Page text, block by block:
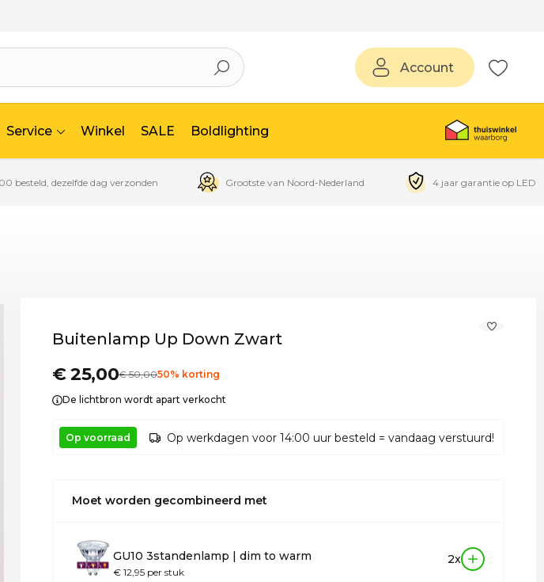
Linkedin
Account
Service Winkel SALE Boldlighting
besteld, dezelfde dag verzonden Grootste van Noord-Nederland 4 jaar garantie op LED
Buitenlamp Up Down Zwart
€ 25,00€50,0050% korting
De lichtbron wordt apart verkocht
Op voorraad Op werkdagen voor 14:00 uur besteld = vandaag verstuurd!
Moet worden gecombineerd met
GU10 3standenlamp | dim to warm
€ 12,95 per stuk
2x